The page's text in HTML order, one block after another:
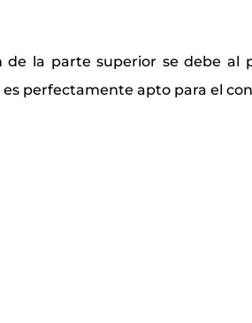
de la parte superior se debe al
perfectamente apto para el